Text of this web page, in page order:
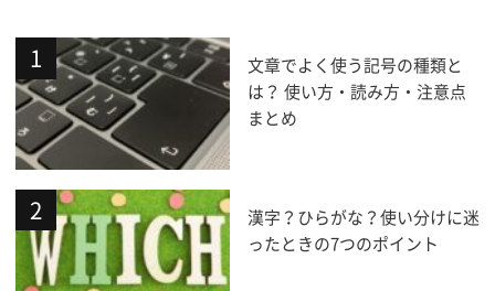
文章でよく使う記号の種類と
は？ 使い方・読み方・注意点
まとめ
漢字？ひらがな？使い分けに迷
ったときの7つのポイント